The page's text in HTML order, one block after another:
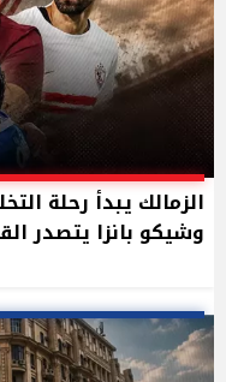
الزمالك يبدأ رحلة
وشيكو بانزا يتصدر